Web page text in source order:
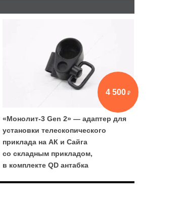
4 500
«Монолит-3 Gen 2» — адаптер для
установки телескопического
приклада на АК и Сайга
со складным прикладом,
в комплекте QD антабка